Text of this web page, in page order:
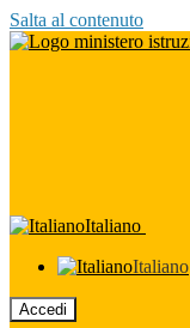
Salta al contenuto
Italiano
Italiano
Accedi